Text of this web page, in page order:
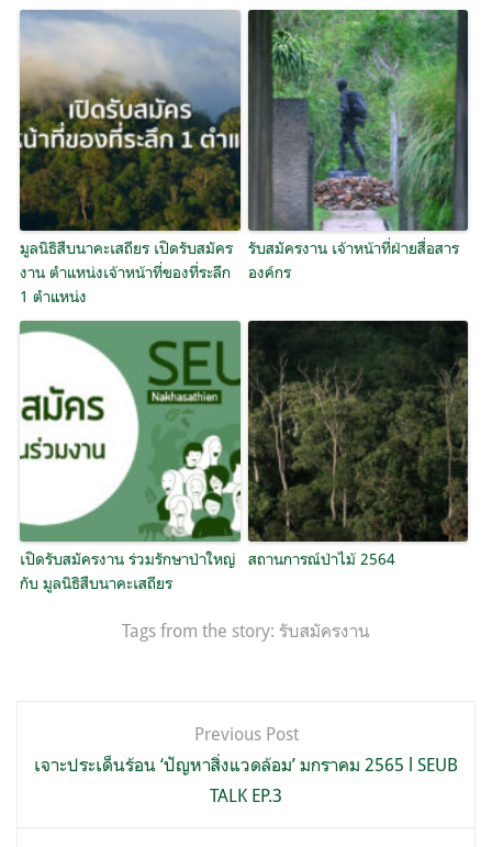
มูลนิธิสืบนาคะเสถียร เปิดรับสมัคร
งาน ตำแหน่งเจ้าหน้าที่ของที่ระลึก
1 ตำแหน่ง
รับสมัครงาน เจ้าหน้าที่ฝ่ายสื่อสาร
องค์กร
เปิดรับสมัครงาน ร่วมรักษาป่าใหญ่
กับ มูลนิธิสืบนาคะเสถียร
สถานการณ์ป่าไม้ 2564
Tags from the story: รับสมัครงาน
เรื่อง
Previous Post
เจาะประเด็นร้อน ‘ปัญหาสิ่งแวดล้อม’ มกราคม 2565 l SEUB
TALK EP.3